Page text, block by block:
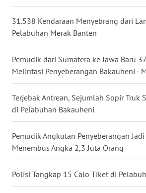
31.538 Kendaraan Menyebrang dari
Pelabuhan Merak Banten
Pemudik dari Sumatera ke Jawa Baru
Melintasi Penyeberangan Bakauheni -
Terjebak Antrean, Sejumlah Sopir Truk
di Pelabuhan Bakauheni
Pemudik Angkutan Penyeberangan
Menembus Angka 2,3 Juta Orang
Polisi Tangkap 15 Calo Tiket di
KALBAR
WN
KALTENG
WN
KALTARA
WN
KALSEL
WN
KALTIM